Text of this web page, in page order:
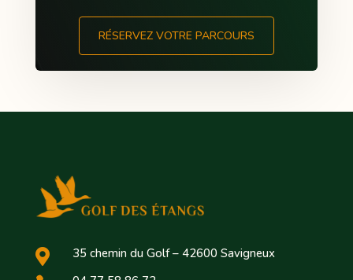
RÉSERVEZ VOTRE PARCOURS
 35 chemin du Golf – 42600 Savigneux